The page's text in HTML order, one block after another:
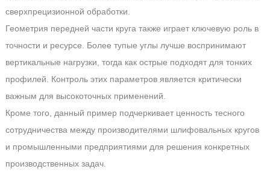
сверхпрецизионной обработки.
Геометрия передней части круга также играет ключевую роль в
точности и ресурсе. Более тупые углы лучше воспринимают
вертикальные нагрузки, тогда как острые подходят для тонких
профилей. Контроль этих параметров является критически
важным для высокоточных применений.
Кроме того, данный пример подчеркивает ценность тесного
сотрудничества между производителями шлифовальных кругов
и промышленными предприятиями для решения конкретных
производственных задач.